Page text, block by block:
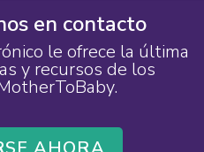
en contacto
le ofrece la última
y recursos de los